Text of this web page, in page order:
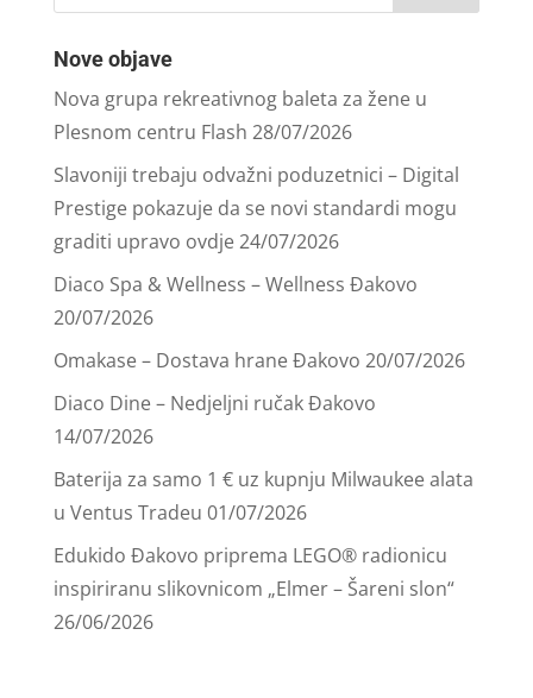
Nove objave
Nova grupa rekreativnog baleta za žene u
Plesnom centru Flash 28/07/2026
Slavoniji trebaju odvažni poduzetnici – Digital
Prestige pokazuje da se novi standardi mogu
graditi upravo ovdje24/07/2026
Diaco Spa & Wellness – Wellness Đakovo
20/07/2026
Omakase – Dostava hrane Đakovo 20/07/2026
Diaco Dine – Nedjeljni ručak Đakovo
14/07/2026
Baterija za samo 1 € uz kupnju Milwaukee alata
u Ventus Tradeu 01/07/2026
Edukido Đakovo priprema LEGO® radionicu
inspiriranu slikovnicom „Elmer – Šareni slon“
26/06/2026